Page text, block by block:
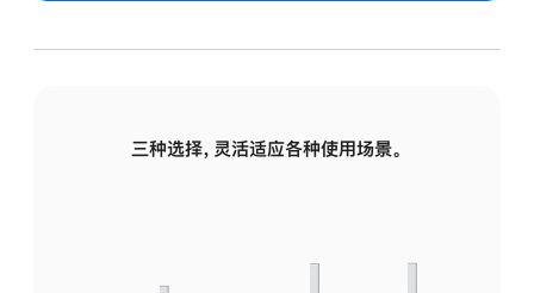
三种选择，灵活适应各种使用场景。